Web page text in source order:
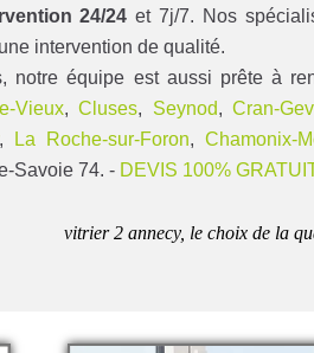
24/24 et 7j/7. Nos
intervention de qualité.
notre équipe est aussi prête à
Vieux,Cluses, Seynod, Cran-
La Roche-sur-Foron, Chamonix-
Savoie 74. - DEVIS 100%
vitrier 2 annecy, le choix de la